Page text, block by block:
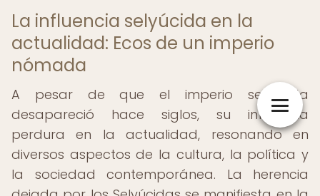
La influencia selyúcida en la
actualidad: Ecos de un imperio
nómada
A pesar de que el imperio selyúcida
desapareció hace siglos, su influencia
perdura en la actualidad, resonando en
diversos aspectos de la cultura, la política y
la sociedad contemporánea. La herencia